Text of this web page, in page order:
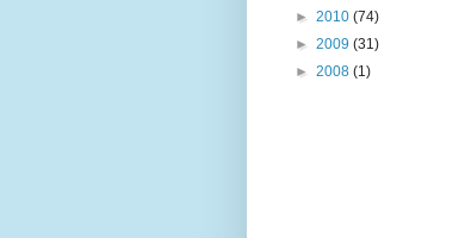
► 2010 (74)
► 2009 (31)
► 2008 (1)